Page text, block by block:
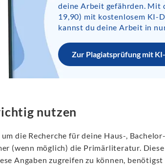
deine Arbeit gefährden. Mit
19,90) mit kostenlosem KI-
kannst du deine Arbeit in
Zur Plagiatsprüfung mit
nutzen
die Recherche für deine Haus-,
(wenn möglich) die Primärliteratur.
Angaben zugreifen zu können,